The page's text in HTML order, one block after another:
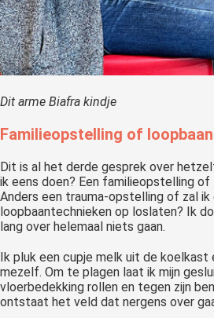
Dit arme Biafra kindje
Familieopstelling of
Dit is al het derde gesprek over
ik eens doen? Een familieopstelling
Anders een trauma-opstelling of zal ik
loopbaantechnieken op loslaten? Ik
lang over helemaal niets gaan.
Ik pluk een cupje melk uit de
mezelf. Om te plagen laat ik mijn
vloerbedekking rollen en tegen zijn
ontstaat het veld dat nergens over